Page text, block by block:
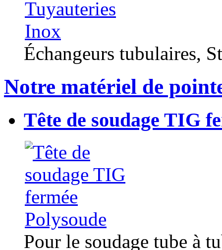
Échangeurs tubulaires,
Notre matériel de
Tête de soudage TIG
Pour le soudage tube à